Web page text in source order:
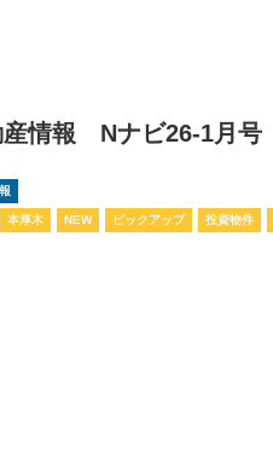
産情報 Nナビ26-1月号
本厚木 NEW ピックアップ 投資物件